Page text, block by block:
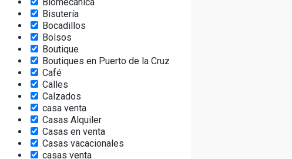
Bisutería
Bocadillos
Bolsos
Boutique
Boutiques en Puerto de la Cruz
Café
Calles
Calzados
casa venta
Casas Alquiler
Casas en venta
Casas vacacionales
casas venta